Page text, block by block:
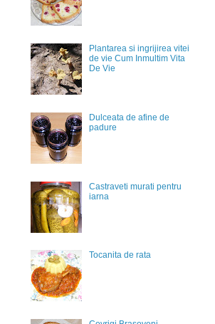
Plantarea si ingrijirea vitei
de vie Cum Inmultim Vita
De Vie
Dulceata de afine de
padure
Castraveti murati pentru
iarna
Tocanita de rata